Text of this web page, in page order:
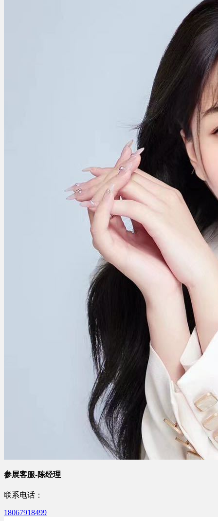
参展客服-陈经理
联系电话：
18067918499